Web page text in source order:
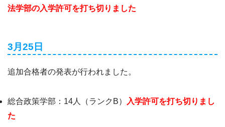
法学部の入学許可を打ち切りました
3月25日
追加合格者の発表が行われました。
総合政策学部：14人（ランクB）
入学許可を打ち切りまし
た